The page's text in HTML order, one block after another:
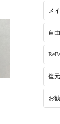
メ
復
お